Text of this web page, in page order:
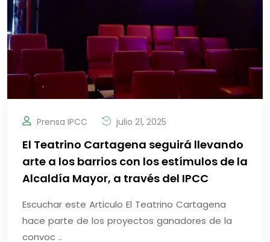
Prensa IPCC julio 21, 2025
El Teatrino Cartagena seguirá llevando
arte a los barrios con los estímulos de la
Alcaldía Mayor, a través del IPCC
Escuchar este Articulo El Teatrino Cartagena
hace parte de los proyectos ganadores de la
convoc ..